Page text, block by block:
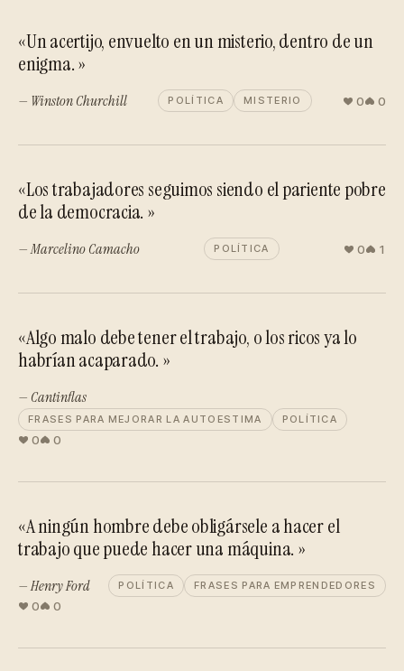
«Un acertijo, envuelto en un misterio, dentro de un
enigma. »
— Winston Churchill POLÍTICA MISTERIO 0 0
«Los trabajadores seguimos siendo el pariente pobre
de la democracia. »
— Marcelino Camacho POLÍTICA 0 1
«Algo malo debe tener el trabajo, o los ricos ya lo
habrían acaparado. »
— Cantinflas
FRASES PARA MEJORAR LA AUTOESTIMA POLÍTICA
0 0
«A ningún hombre debe obligársele a hacer el
trabajo que puede hacer una máquina. »
— Henry Ford POLÍTICA FRASES PARA EMPRENDEDORES
0 0